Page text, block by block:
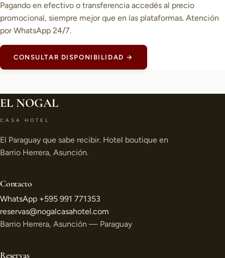
Pagando en efectivo o transferencia accedés al precio
promocional, siempre mejor que en las plataformas. Atención
por WhatsApp 24/7.
CONSULTAR DISPONIBILIDAD →
EL NOGAL
CASA HOTEL
El Paraguay que sabe recibir. Hotel boutique en
Barrio Herrera, Asunción.
Contacto
WhatsApp +595 991 771353
reservas@nogalcasahotel.com
Barrio Herrera, Asunción — Paraguay
Reservas